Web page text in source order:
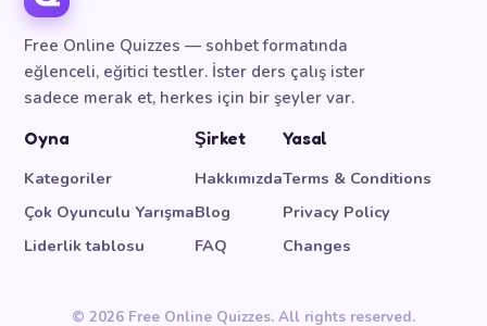
Free Online Quizzes — sohbet formatında
eğlenceli, eğitici testler. İster ders çalış ister
sadece merak et, herkes için bir şeyler var.
Oyna
Kategoriler
Çok Oyunculu Yarışma
Liderlik tablosu
Şirket
Hakkımızda
Blog
FAQ
Yasal
Terms & Conditions
Privacy Policy
Changes
© 2026 Free Online Quizzes. All rights reserved.